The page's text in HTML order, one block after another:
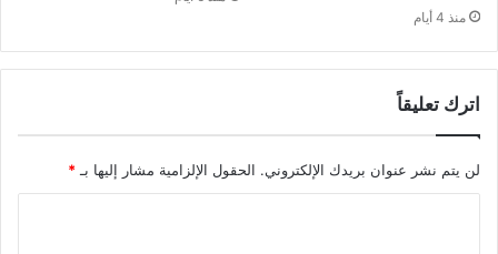
منذ 4 أيام
اترك تعليقاً
لن يتم نشر عنوان بريدك الإلكتروني. الحقول الإلزامية مشار إليها بـ *